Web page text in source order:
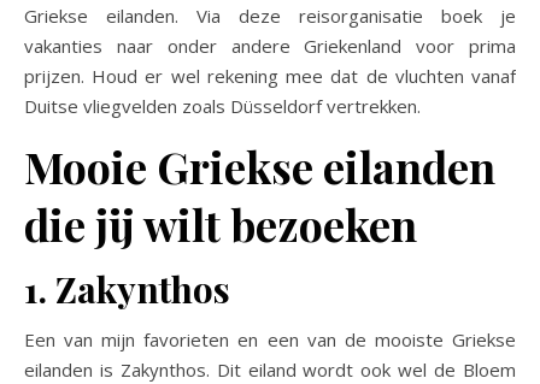
Griekse eilanden. Via deze reisorganisatie boek je
vakanties naar onder andere Griekenland voor prima
prijzen. Houd er wel rekening mee dat de vluchten vanaf
Duitse vliegvelden zoals Düsseldorf vertrekken.
Mooie Griekse eilanden
die jij wilt bezoeken
1. Zakynthos
Een van mijn favorieten en een van de mooiste Griekse
eilanden is Zakynthos. Dit eiland wordt ook wel de Bloem